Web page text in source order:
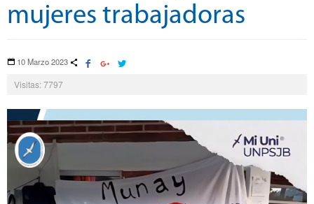
mujeres trabajadoras
10 Marzo 2023
Visitas: 7797